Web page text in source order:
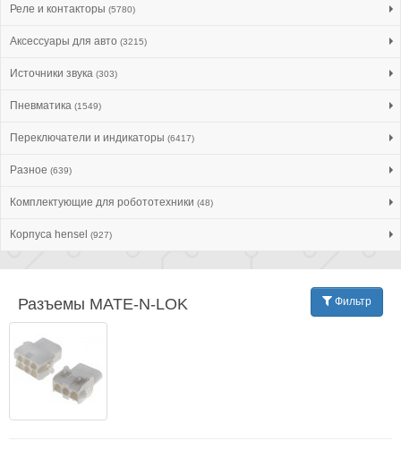
Реле и контакторы (5780)
Аксессуары для авто (3215)
Источники звука (303)
Пневматика (1549)
Переключатели и индикаторы (6417)
Разное (639)
Комплектующие для робототехники (48)
Корпуса hensel (927)
Фильтр
Разъeмы MATE-N-LOK